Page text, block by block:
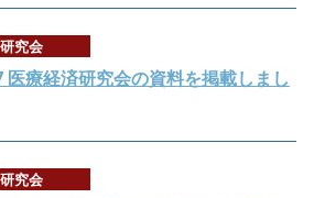
研究会
医療経済研究会の資料を掲載しまし
研究会